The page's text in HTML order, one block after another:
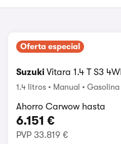
Oferta especial
Suzuki Vitara 1.4 T S3
1.4 litros Manual Gasolina
Ahorro Carwow hasta
6.151 €
PVP 33.819 €